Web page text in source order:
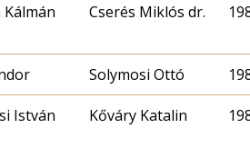
Cserés Miklós dr.
Solymosi Ottó
István Kőváry Katalin